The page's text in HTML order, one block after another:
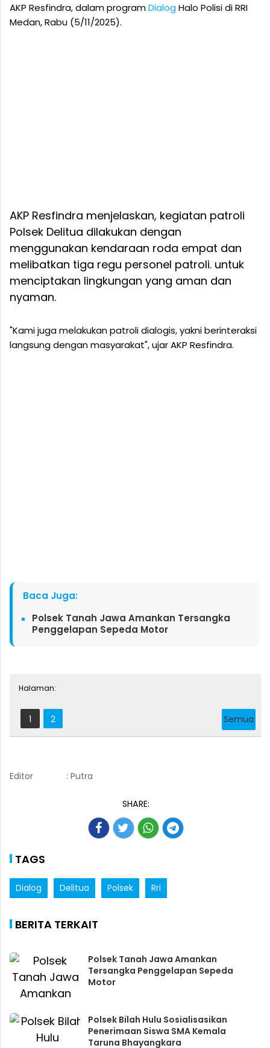
AKP Resfindra, dalam programDialogHalo Polisi di RRI
Medan, Rabu (5/11/2025).
AKP Resfindra menjelaskan, kegiatan patroli
Polsek Delitua dilakukan dengan
menggunakan kendaraan roda empat dan
melibatkan tiga regu personel patroli. untuk
menciptakan lingkungan yang aman dan
nyaman.
"Kami juga melakukan patroli dialogis, yakni berinteraksi
langsung dengan masyarakat", ujar AKP Resfindra.
Baca Juga:
Polsek Tanah Jawa Amankan Tersangka
Penggelapan Sepeda Motor
Halaman:
1 2 Semua
Editor : Putra
SHARE:
TAGS
Dialog Delitua Polsek Rri
BERITA TERKAIT
Polsek Tanah Jawa Amankan
Tersangka Penggelapan Sepeda
Motor
Polsek Bilah Hulu Sosialisasikan
Penerimaan Siswa SMA Kemala
Taruna Bhayangkara